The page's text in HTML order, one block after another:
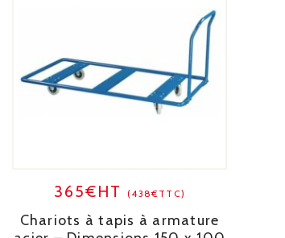
365€HT(438€TTC)
Chariots à tapis à armature